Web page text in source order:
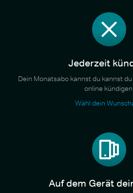
Jederzeit
Dein Monatsabo kannst du kannst
online
Wähl dein
Auf dem Gerät